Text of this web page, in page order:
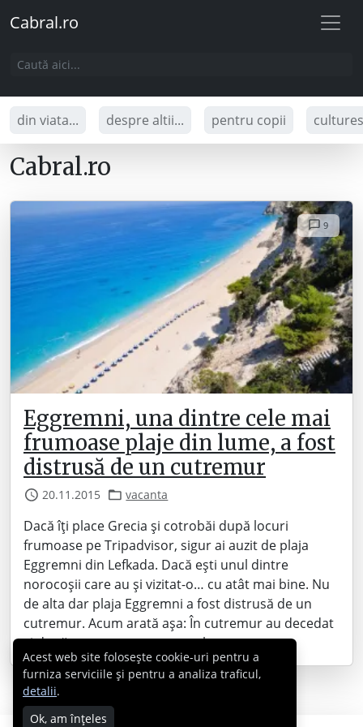
Cabral.ro
din viata... despre altii... pentru copii
Cabral.ro
9
Eggremni, una dintre cele mai
frumoase plaje din lume, a fost
distrusă de un cutremur
20.11.2015 vacanta
Dacă îți place Grecia și cotrobăi după locuri
frumoase pe Tripadvisor, sigur ai auzit de plaja
Eggremni din Lefkada. Dacă ești unul dintre
norocoșii care au și vizitat-o… cu atât mai bine. Nu
de alta dar plaja Eggremni a fost distrusă de un
cutremur. Acum arată așa: În cutremur au decedat
și două persoane, cutremurul…
Acest web site folosește cookie-uri pentru a
furniza serviciile și pentru a analiza traficul,
detalii.
Ok, am înțeles